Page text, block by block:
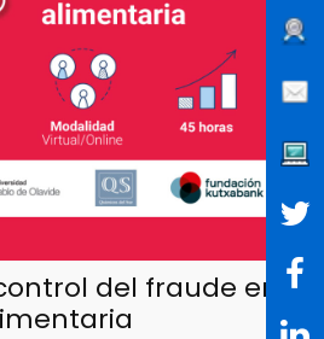
del fraude en